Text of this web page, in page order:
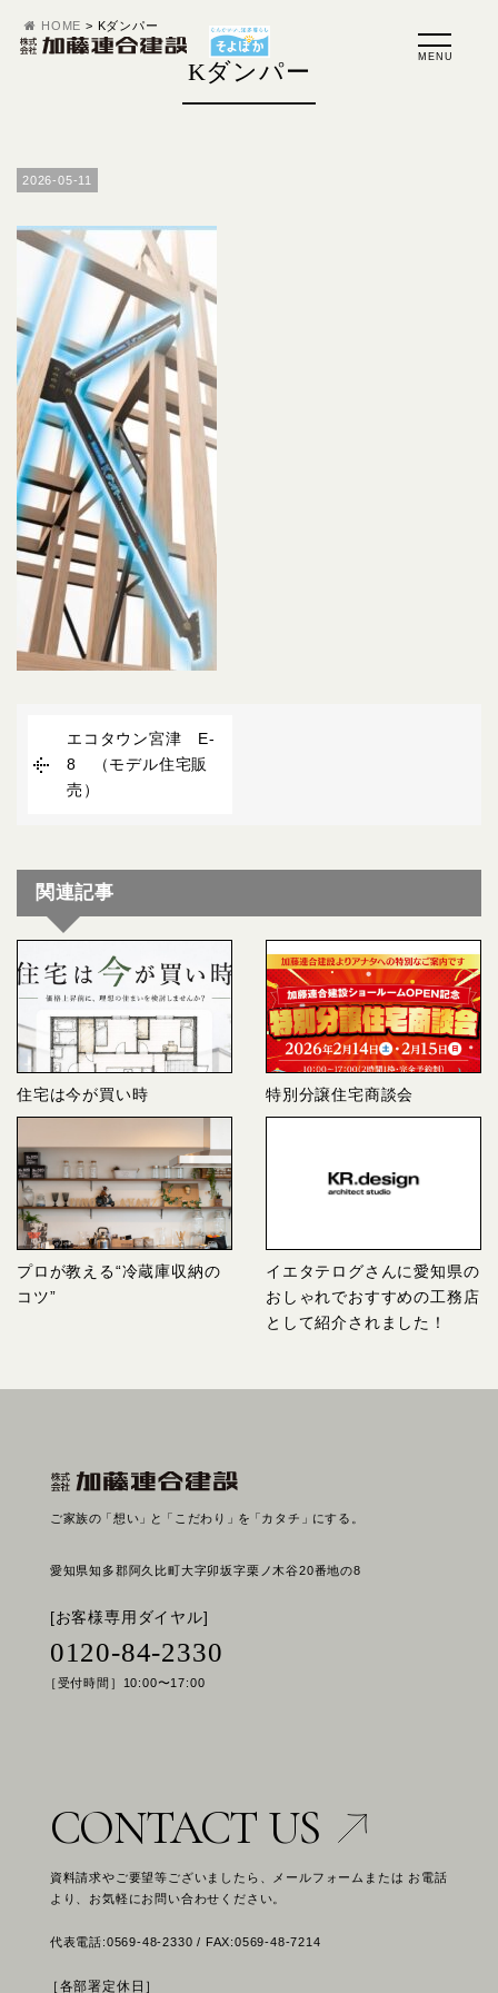
HOME > Kダンパー
Kダンパー
2026-05-11
エコタウン宮津 E-
8 （モデル住宅販
売）
関連記事
住宅は今が買い時 特別分譲住宅商談会
プロが教える“冷蔵庫収納の
コツ”
イエタテログさんに愛知県の
おしゃれでおすすめの工務店
として紹介されました！
ご家族の「想い」と 「こだわり」を「カタチ」にする。
愛知県知多郡阿久比町大字卯坂字栗ノ木谷20番地の8
[お客様専用ダイヤル]
0120-84-2330
［受付時間］10:00〜17:00
CONTACT US
資料請求やご要望等ございましたら、メールフォームまたは お電話
より、お気軽にお問い合わせください。
代表電話:0569-48-2330 / FAX:0569-48-7214
［各部署定休日］